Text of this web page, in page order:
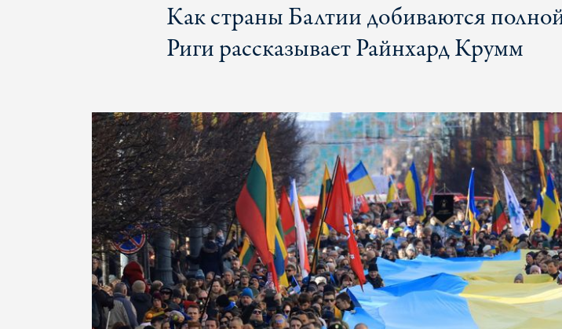
Как страны Балтии добиваются
Риги рассказывает Райнхард Крумм